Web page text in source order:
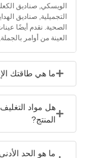
صناديق الهدايا
نقدم أيضًا عينات,
من أوامر بالجملة, ضمان
ما هي طاقتك
هل مواد التغليف
المنتج?
ما هو الحد الأدنى